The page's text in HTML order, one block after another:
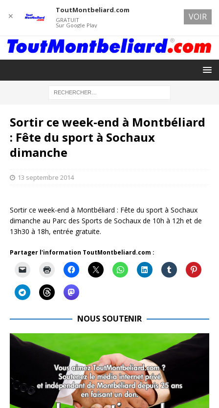
Sortir ce week-end à Montbéliard
: Fête du sport à Sochaux
dimanche
13 septembre 2014
Sortir ce week-end à Montbéliard : Fête du sport à Sochaux
dimanche au Parc des Sports de Sochaux de 10h à 12h et de
13h30 à 18h, entrée gratuite.
Partager l'information ToutMontbeliard.com :
NOUS SOUTENIR
✕
ToutMontbeliard.com
GRATUIT
Sur Google Play
VOIR